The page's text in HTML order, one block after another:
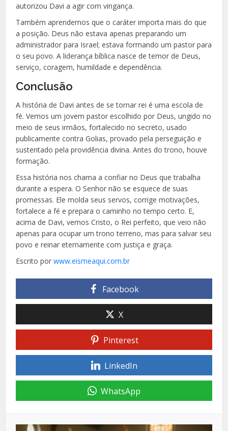
autorizou Davi a agir com vingança.
Também aprendemos que o caráter importa mais do que
a posição. Deus não estava apenas preparando um
administrador para Israel; estava formando um pastor para
o seu povo. A liderança bíblica nasce de temor de Deus,
serviço, coragem, humildade e dependência.
Conclusão
A história de Davi antes de se tornar rei é uma escola de
fé. Vemos um jovem pastor escolhido por Deus, ungido no
meio de seus irmãos, fortalecido no secreto, usado
publicamente contra Golias, provado pela perseguição e
sustentado pela providência divina. Antes do trono, houve
formação.
Essa história nos chama a confiar no Deus que trabalha
durante a espera. O Senhor não se esquece de suas
promessas. Ele molda seus servos, corrige motivações,
fortalece a fé e prepara o caminho no tempo certo. E,
acima de Davi, vemos Cristo, o Rei perfeito, que veio não
apenas para ocupar um trono terreno, mas para salvar seu
povo e reinar eternamente com justiça e graça.
Escrito porwww.eismeaqui.com.br
Facebook
X
Pinterest
LinkedIn
WhatsApp